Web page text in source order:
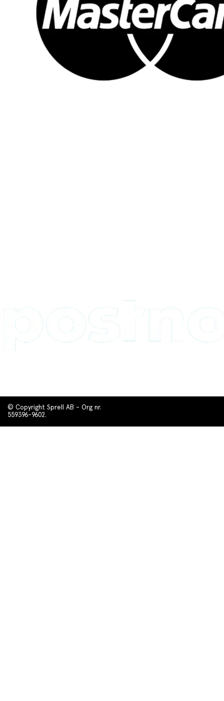
© Copyright Sprell AB - Org nr.
559396-9602.